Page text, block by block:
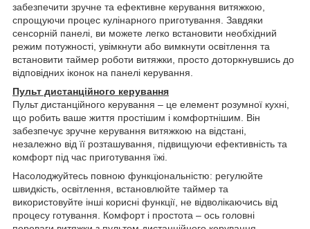
забезпечити зручне та ефективне керування витяжкою,
спрощуючи процес кулінарного приготування. Завдяки
сенсорній панелі, ви можете легко встановити необхідний
режим потужності, увімкнути або вимкнути освітлення та
встановити таймер роботи витяжки, просто доторкнувшись до
відповідних іконок на панелі керування.
Пульт дистанційного керування
Пульт дистанційного керування – це елемент розумної кухні,
що робить ваше життя простішим і комфортнішим. Він
забезпечує зручне керування витяжкою на відстані,
незалежно від її розташування, підвищуючи ефективність та
комфорт під час приготування їжі.
Насолоджуйтесь повною функціональністю: регулюйте
швидкість, освітлення, встановлюйте таймер та
використовуйте інші корисні функції, не відволікаючись від
процесу готування. Комфорт і простота – ось головні